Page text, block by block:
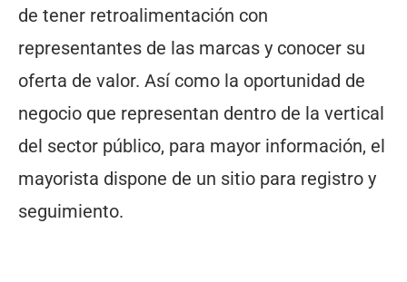
de tener retroalimentación con
representantes de las marcas y conocer su
oferta de valor. Así como la oportunidad de
negocio que representan dentro de la vertical
del sector público, para mayor información, el
mayorista dispone de un sitio para registro y
seguimiento.